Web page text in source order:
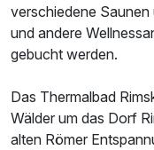
verschiedene
und andere
gebucht werden.
Das Thermalbad
Wälder um das Dorf
alten Römer